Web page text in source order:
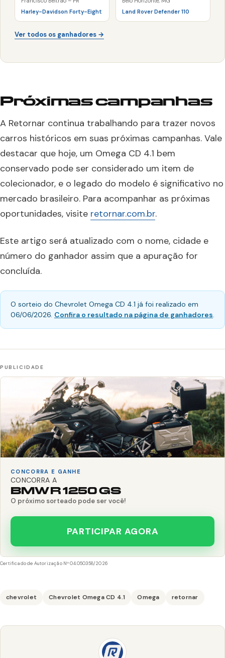
Harley-Davidson Forty-Eight
Land Rover Defender 110
Ver todos os ganhadores →
Próximas campanhas
A Retornar continua trabalhando para trazer novos
carros históricos em suas próximas campanhas. Vale
destacar que hoje, um Omega CD 4.1 bem
conservado pode ser considerado um item de
colecionador, e o legado do modelo é significativo no
mercado brasileiro. Para acompanhar as próximas
oportunidades, visite retornar.com.br.
Este artigo será atualizado com o nome, cidade e
número do ganhador assim que a apuração for
concluída.
O sorteio do Chevrolet Omega CD 4.1 já foi realizado em
06/06/2026. Confira o resultado na página de ganhadores.
CONCORRA E GANHE
CONCORRA A
BMW R 1250 GS
O próximo sorteado pode ser você!
PARTICIPAR AGORA
Certificado de Autorização Nº 04.050358/2026
chevrolet Chevrolet Omega CD 4.1 Omega retornar